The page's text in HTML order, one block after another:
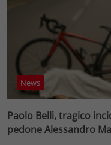
News
Paolo Belli, tragico
pedone Alessandro